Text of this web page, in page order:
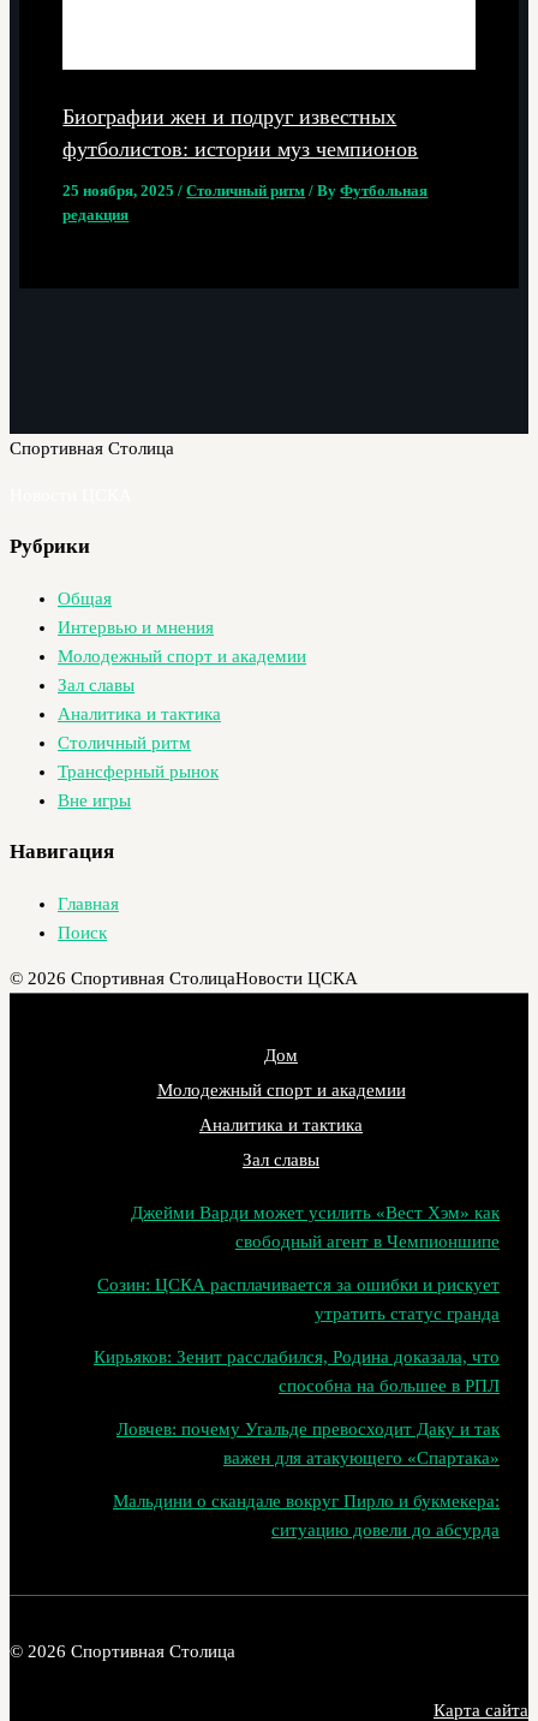
Биографии жен и подруг известных
футболистов: истории муз чемпионов
25 ноября, 2025/Столичный ритм / ByФутбольная
редакция
Спортивная Столица
Рубрики
Общая
Интервью и мнения
Молодежный спорт и академии
Зал славы
Аналитика и тактика
Столичный ритм
Трансферный рынок
Вне игры
Навигация
Главная
Поиск
© 2026 Спортивная СтолицаНовости ЦСКА
Дом
Молодежный спорт и академии
Аналитика и тактика
Зал славы
Джейми Варди может усилить «Вест Хэм» как
свободный агент в Чемпионшипе
Созин: ЦСКА расплачивается за ошибки и рискует
утратить статус гранда
Кирьяков: Зенит расслабился, Родина доказала, что
способна на большее в РПЛ
Ловчев: почему Угальде превосходит Даку и так
важен для атакующего «Спартака»
Мальдини о скандале вокруг Пирло и букмекера:
ситуацию довели до абсурда
© 2026 Спортивная Столица
Карта сайта